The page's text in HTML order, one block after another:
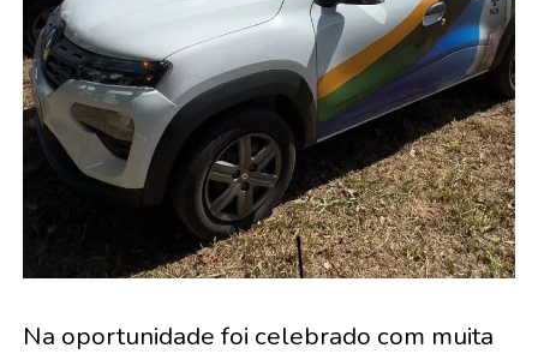
Na oportunidade foi celebrado com muita